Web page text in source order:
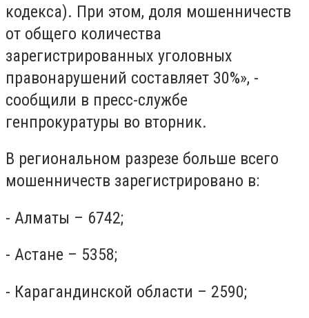
кодекса). При этом, доля мошенничеств
от общего количества
зарегистрированных уголовных
правонарушений составляет 30%», -
сообщили в пресс-службе
генпрокуратуры во вторник.
В региональном разрезе больше всего
мошенничеств зарегистрировано в:
- Алматы – 6742;
- Астане – 5358;
- Карагандинской области – 2590;